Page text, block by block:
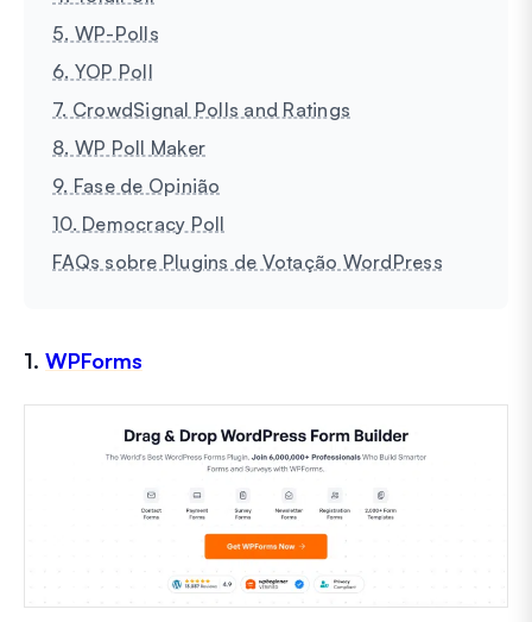
5. WP-Polls
6. YOP Poll
7. CrowdSignal Polls and Ratings
8. WP Poll Maker
9. Fase de Opinião
10. Democracy Poll
FAQs sobre Plugins de Votação WordPress
1. WPForms